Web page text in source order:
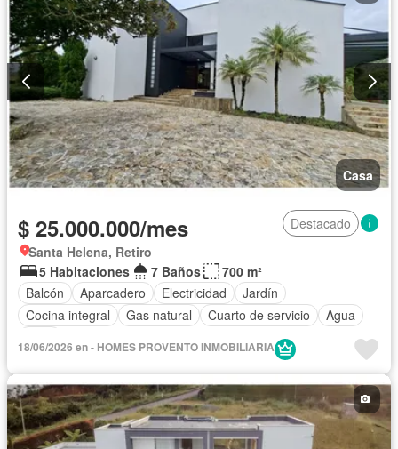
Casa
$ 25.000.000/mes
Destacado
Santa Helena, Retiro
5 Habitaciones
7 Baños
700 m²
Balcón
Aparcadero Electricidad
Jardín
Cocina integral
Gas natural Cuarto de servicio
Agua
18/06/2026 en - HOMES PROVENTO INMOBILIARIA